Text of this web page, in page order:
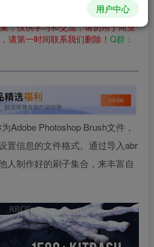
，仅供学习和交流，请勿用于商业
请第一时间联系我们删除！ Q群：
Adobe Photoshop Brush文件，
置信息的文件格式。通过导入abr
人制作好的刷子集合，来丰富自
用户中心